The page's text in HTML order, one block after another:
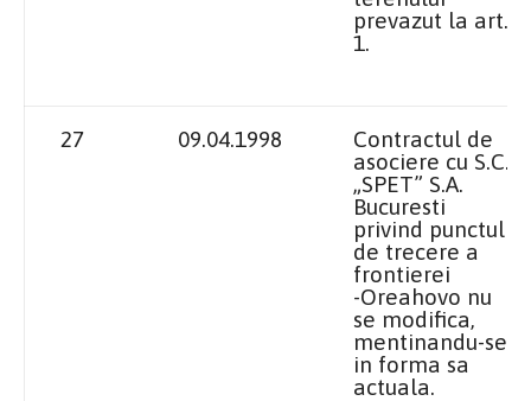
prevazut la art.
1.
27 09.04.1998
Contractul de
asociere cu S.C.
„SPET” S.A.
Bucuresti
privind punctul
de trecere a
frontierei
-Oreahovo nu
se modifica,
mentinandu-se
in forma sa
actuala.